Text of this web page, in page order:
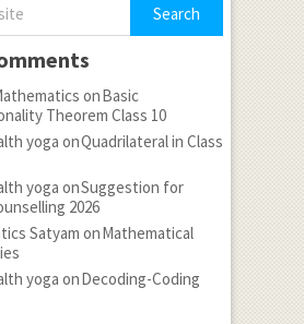
onBasic
Theorem Class 10
yoga onQuadrilateral in Class
yoga onSuggestion for
2026
Satyam onMathematical
yoga onDecoding-Coding